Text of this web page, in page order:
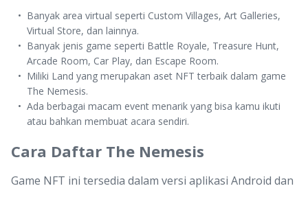
Banyak area virtual seperti Custom Villages, Art Galleries,
Virtual Store, dan lainnya.
Banyak jenis game seperti Battle Royale, Treasure Hunt,
Arcade Room, Car Play, dan Escape Room.
Miliki Land yang merupakan aset NFT terbaik dalam game
The Nemesis.
Ada berbagai macam event menarik yang bisa kamu ikuti
atau bahkan membuat acara sendiri.
Cara Daftar The Nemesis
Game NFT ini tersedia dalam versi aplikasi Android dan